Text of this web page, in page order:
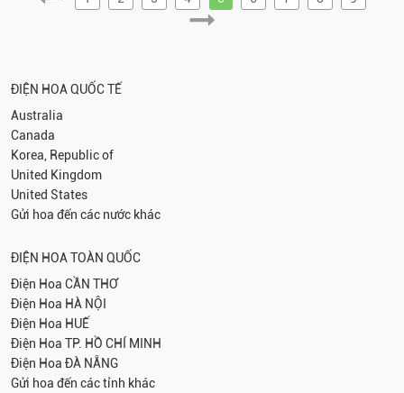
ĐIỆN HOA QUỐC TẾ
Australia
Canada
Korea, Republic of
United Kingdom
United States
Gửi hoa đến các nước khác
ĐIỆN HOA TOÀN QUỐC
Điện Hoa CẦN THƠ
Điện Hoa HÀ NỘI
Điện Hoa HUẾ
Điện Hoa TP. HỒ CHÍ MINH
Điện Hoa ĐÀ NẴNG
Gửi hoa đến các tỉnh khác